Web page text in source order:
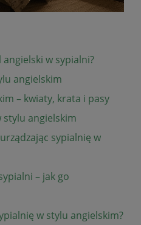
w sypialni?
angielskim
– kwiaty, krata i pasy
stylu angielskim
sypialnię w
– jak go
w stylu angielskim?